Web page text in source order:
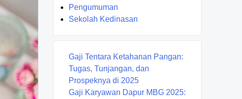
Pengumuman
Sekolah Kedinasan
Gaji Tentara Ketahanan Pangan:
Tugas, Tunjangan, dan
Prospeknya di 2025
Gaji Karyawan Dapur MBG 2025: